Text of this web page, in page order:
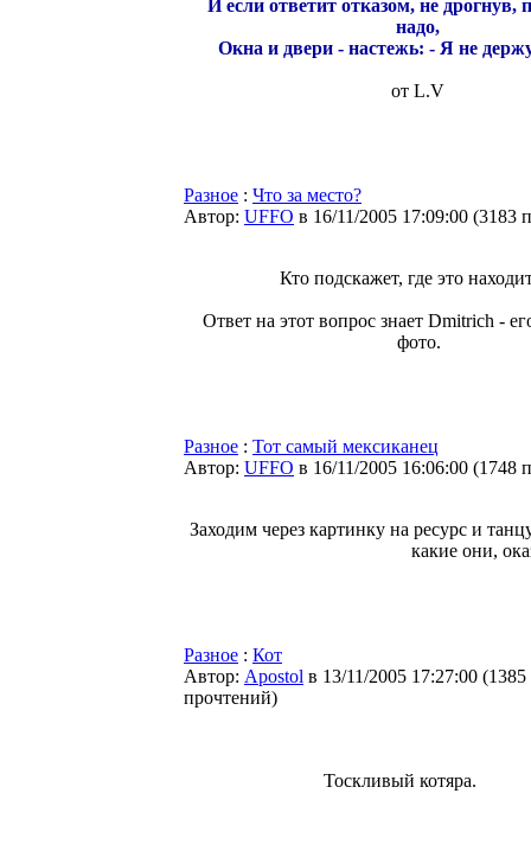
И если ответит отказом, не дрогнув,
надо,
Окна и двери - настежь: - Я не
от L.V
Разное : Что за место?
Автор: UFFO в 16/11/2005 17:09:00 (3183
Кто подскажет, где это
Ответ на этот вопрос знает Dmitrich -
фото.
Разное : Тот самый мексиканец
Автор: UFFO в 16/11/2005 16:06:00 (1748
Заходим через картинку на ресурс и
какие они,
Разное : Кот
Автор: Apostol в 13/11/2005 17:27:00 (1385
прочтений)
Тоскливый котяра.